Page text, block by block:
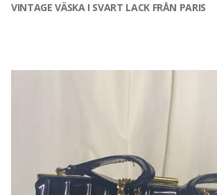
VINTAGE VÄSKA I SVART LACK FRÅN PARIS